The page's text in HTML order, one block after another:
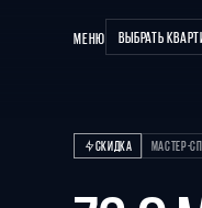
МЕНЮ ВЫБРАТЬ
СКИДКА МАСТЕР-